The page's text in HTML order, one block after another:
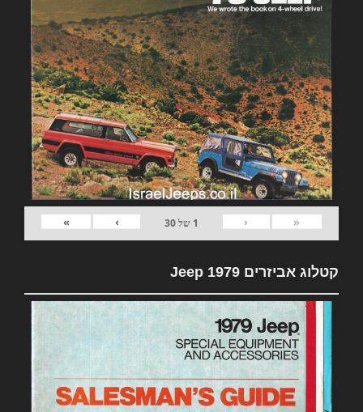
«
‹
1 של30
›
»
קטלוג אביזרים 1979 Jeep